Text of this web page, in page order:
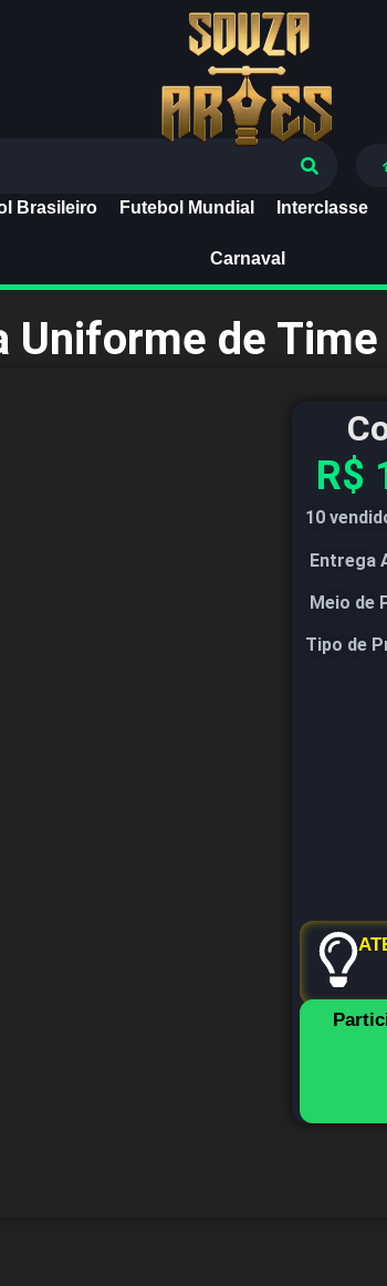
Brasileiro Futebol Mundial Interclasse
Carnaval
Uniforme de
R$
10
Entrega
Meio de
Tipo de